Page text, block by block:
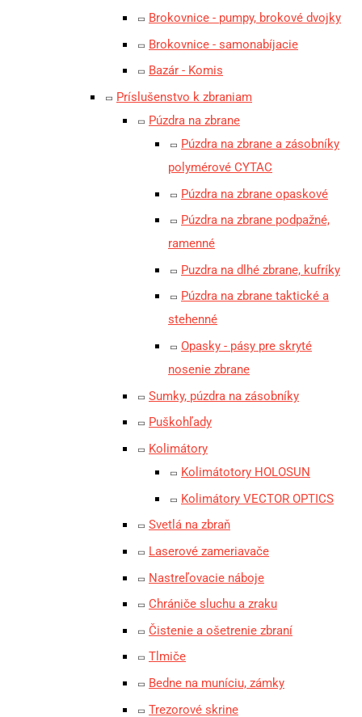
Brokovnice - pumpy, brokové dvojky
Brokovnice - samonabíjacie
Bazár - Komis
Príslušenstvo k zbraniam
Púzdra na zbrane
Púzdra na zbrane a zásobníky
polymérové CYTAC
Púzdra na zbrane opaskové
Púzdra na zbrane podpažné,
ramenné
Puzdra na dlhé zbrane, kufríky
Púzdra na zbrane taktické a
stehenné
Opasky - pásy pre skryté
nosenie zbrane
Sumky, púzdra na zásobníky
Puškohľady
Kolimátory
Kolimátotory HOLOSUN
Kolimátory VECTOR OPTICS
Svetlá na zbraň
Laserové zameriavače
Nastreľovacie náboje
Chrániče sluchu a zraku
Čistenie a ošetrenie zbraní
Tlmiče
Bedne na muníciu, zámky
Trezorové skrine